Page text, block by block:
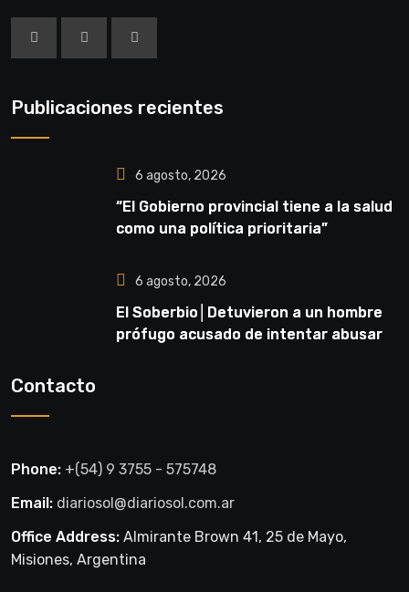
Publicaciones recientes
6 agosto, 2026
“El Gobierno provincial tiene a la salud
como una política prioritaria”
6 agosto, 2026
El Soberbio│Detuvieron a un hombre
prófugo acusado de intentar abusar
Contacto
Phone: +(54) 9 3755 - 575748
Email: diariosol@diariosol.com.ar
Office Address: Almirante Brown 41, 25 de Mayo,
Misiones, Argentina